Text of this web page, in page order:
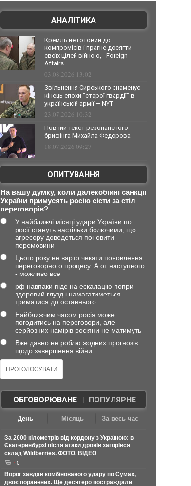
АНАЛІТИКА
Кремль не готовий до
компромісів і прагне досягти
своїх цілей війною, - Foreign
Affairs
03.08.2026 13:02
Звільнення Сирського знаменує
кінець епохи "старої гвардії" в
українській армії — NYT
23.07.2026 10:32
Повний текст резонансного
брифінга Михайла Федорова
18.07.2026 09:27
ОПИТУВАННЯ
На вашу думку, коли далекобійні санкції
України примусять росію сісти за стіл
переговорів?
У найближчі місяці удари України по
росії стануть настільки болючими, що
агресору доведеться поновити
перемовини
Цього року не варто чекати поновлення
переговорного процесу. А от наступного
- можливо все
рф навпаки піде на ескалацію попри
здоровий глузд і намагатиметься
триматися до останнього
Найближчим часом росія може
погодитись на переговори, але
серйозних намірів росіяни не матимуть
Вже давно не роблю жодних прогнозів
щодо завершення війни
ОБГОВОРЮВАНЕ| ПОПУЛЯРНЕ
День Місяць За весь час
За 2000 кілометрів від кордону з Україною: в
Єкатеринбурзі після атаки дронів загорівся
склад Wildberries. ФОТО. ВІДЕО
0
Ворог завдав комбінованого удару по Сумах,
двоє поранених. Ще десятеро постраждали